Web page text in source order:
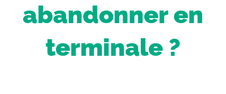
abandonner en
terminale ?